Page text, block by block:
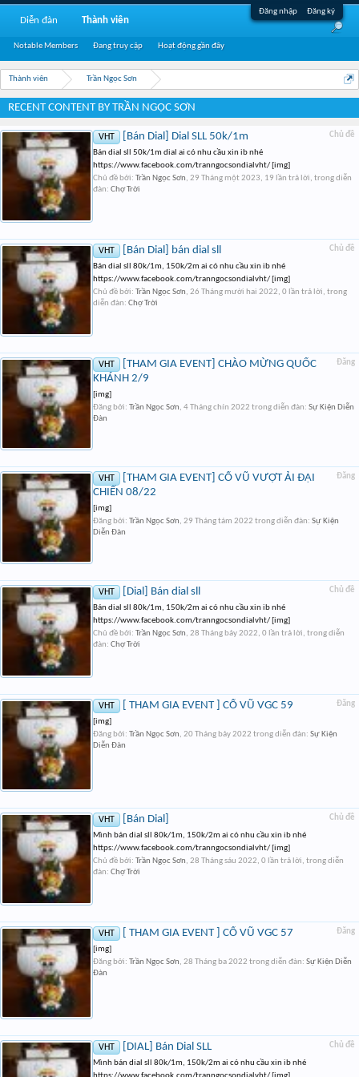
Đăng nhập Đăng ký
Thành viên Trần Ngọc Sơn
RECENT CONTENT BY TRẦN NGỌC SƠN
Chủ đề
VHT [Bán Dial] Dial SLL 50k/1m
Bán dial sll 50k/1m dial ai có nhu cầu xin ib nhé
https://www.facebook.com/tranngocsondialvht/ [img]
Chủ đề bởi: Trần Ngọc Sơn, 29 Tháng một 2023, 19 lần trả lời, trong diễn
đàn: Chợ Trời
Chủ đề
VHT [Bán Dial] bán dial sll
Bán dial sll 80k/1m, 150k/2m ai có nhu cầu xin ib nhé
https://www.facebook.com/tranngocsondialvht/ [img]
Chủ đề bởi: Trần Ngọc Sơn, 26 Tháng mười hai 2022, 0 lần trả lời, trong
diễn đàn: Chợ Trời
Đăng
VHT
[THAM GIA EVENT] CHÀO MỪNG QUỐC
KHÁNH 2/9
[img]
Đăng bởi: Trần Ngọc Sơn, 4 Tháng chín 2022 trong diễn đàn: Sự Kiện Diễn
Đàn
Đăng
VHT
[THAM GIA EVENT] CỔ VŨ VƯỢT ẢI ĐẠI
CHIẾN 08/22
[img]
Đăng bởi: Trần Ngọc Sơn, 29 Tháng tám 2022 trong diễn đàn: Sự Kiện
Diễn Đàn
Chủ đề
VHT [Dial] Bán dial sll
Bán dial sll 80k/1m, 150k/2m ai có nhu cầu xin ib nhé
https://www.facebook.com/tranngocsondialvht/ [img]
Chủ đề bởi: Trần Ngọc Sơn, 28 Tháng bảy 2022, 0 lần trả lời, trong diễn
đàn: Chợ Trời
Đăng
VHT [ THAM GIA EVENT ] CỔ VŨ VGC 59
[img]
Đăng bởi: Trần Ngọc Sơn, 20 Tháng bảy 2022 trong diễn đàn: Sự Kiện
Diễn Đàn
Chủ đề
VHT [Bán Dial]
Mình bán dial sll 80k/1m, 150k/2m ai có nhu cầu xin ib nhé
https://www.facebook.com/tranngocsondialvht/ [img]
Chủ đề bởi: Trần Ngọc Sơn, 28 Tháng sáu 2022, 0 lần trả lời, trong diễn
đàn: Chợ Trời
Đăng
VHT [ THAM GIA EVENT ] CỔ VŨ VGC 57
[img]
Đăng bởi: Trần Ngọc Sơn, 28 Tháng ba 2022 trong diễn đàn: Sự Kiện Diễn
Đàn
Chủ đề
VHT [DIAL] Bán Dial SLL
Mình bán dial sll 80k/1m, 150k/2m ai có nhu cầu xin ib nhé
Diễn đàn Thành viên
Notable Members Đang truy cập Hoạt động gần đây